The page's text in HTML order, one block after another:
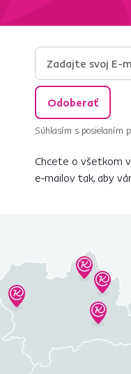
Odoberať
Súhlasím s posielaním
Chcete o všetkom
e‑mailov tak, aby